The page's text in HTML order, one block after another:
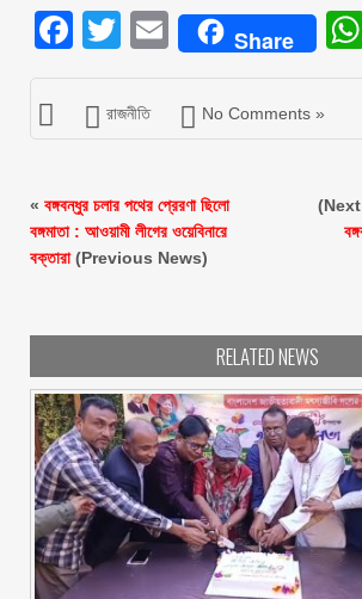
Facebook
Twitter
EmailShare
রাজনীতি No Comments »
« বঙ্গবন্ধুর চলার পথের প্রেরণা ছিলো
বঙ্গমাতা : আওয়ামী লীগের ওয়েবিনারে
বক্তারা(Previous News)
RELATED NEWS